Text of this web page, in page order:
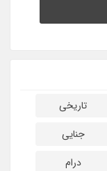
تاریخی
جنایی
درام